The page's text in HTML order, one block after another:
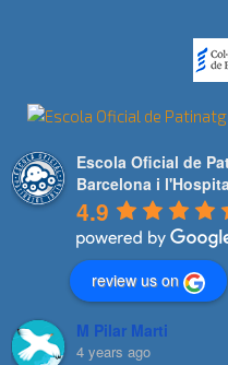
Escola Oficial de
Barcelona i
4.9
review us on
M Pilar Marti
4 years ago